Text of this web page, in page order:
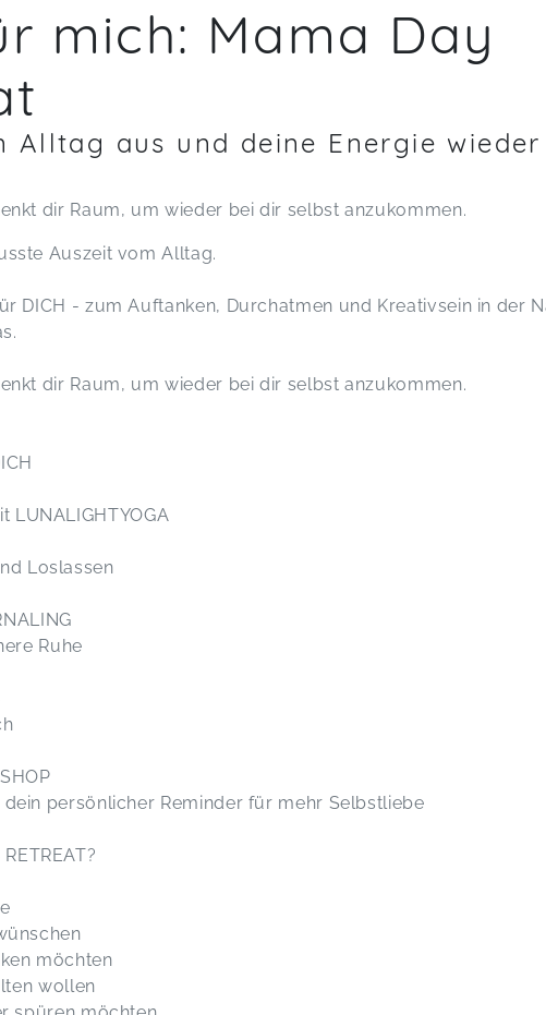
mich: Mama Day
Alltag aus und deine Energie wieder
dir Raum, um wieder bei dir selbst anzukommen.
Auszeit vom Alltag.
DICH - zum Auftanken, Durchatmen und Kreativsein in der
dir Raum, um wieder bei dir selbst anzukommen.
LUNALIGHTYOGA
Loslassen
Ruhe
persönlicher Reminder für mehr Selbstliebe
möchten
wollen